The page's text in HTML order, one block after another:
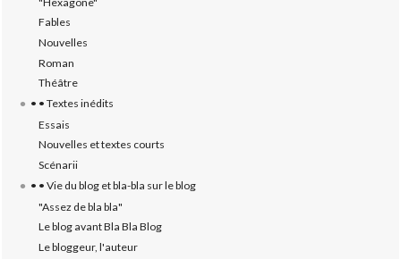
Fables
Nouvelles
Roman
Théâtre
• • Textes inédits
Essais
Nouvelles et textes courts
Scénarii
• • Vie du blog et bla-bla sur le blog
"Assez de bla bla"
Le blog avant Bla Bla Blog
Le bloggeur, l'auteur